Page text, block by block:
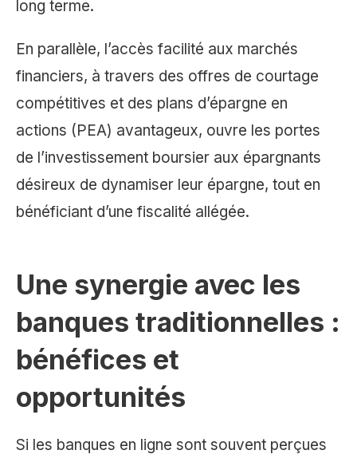
long terme.
En parallèle, l’accès facilité aux marchés
financiers, à travers des offres de courtage
compétitives et des plans d’épargne en
actions (PEA) avantageux, ouvre les portes
de l’investissement boursier aux épargnants
désireux de dynamiser leur épargne, tout en
bénéficiant d’une fiscalité allégée.
Une synergie avec les
banques traditionnelles :
bénéfices et
opportunités
Si les banques en ligne sont souvent perçues